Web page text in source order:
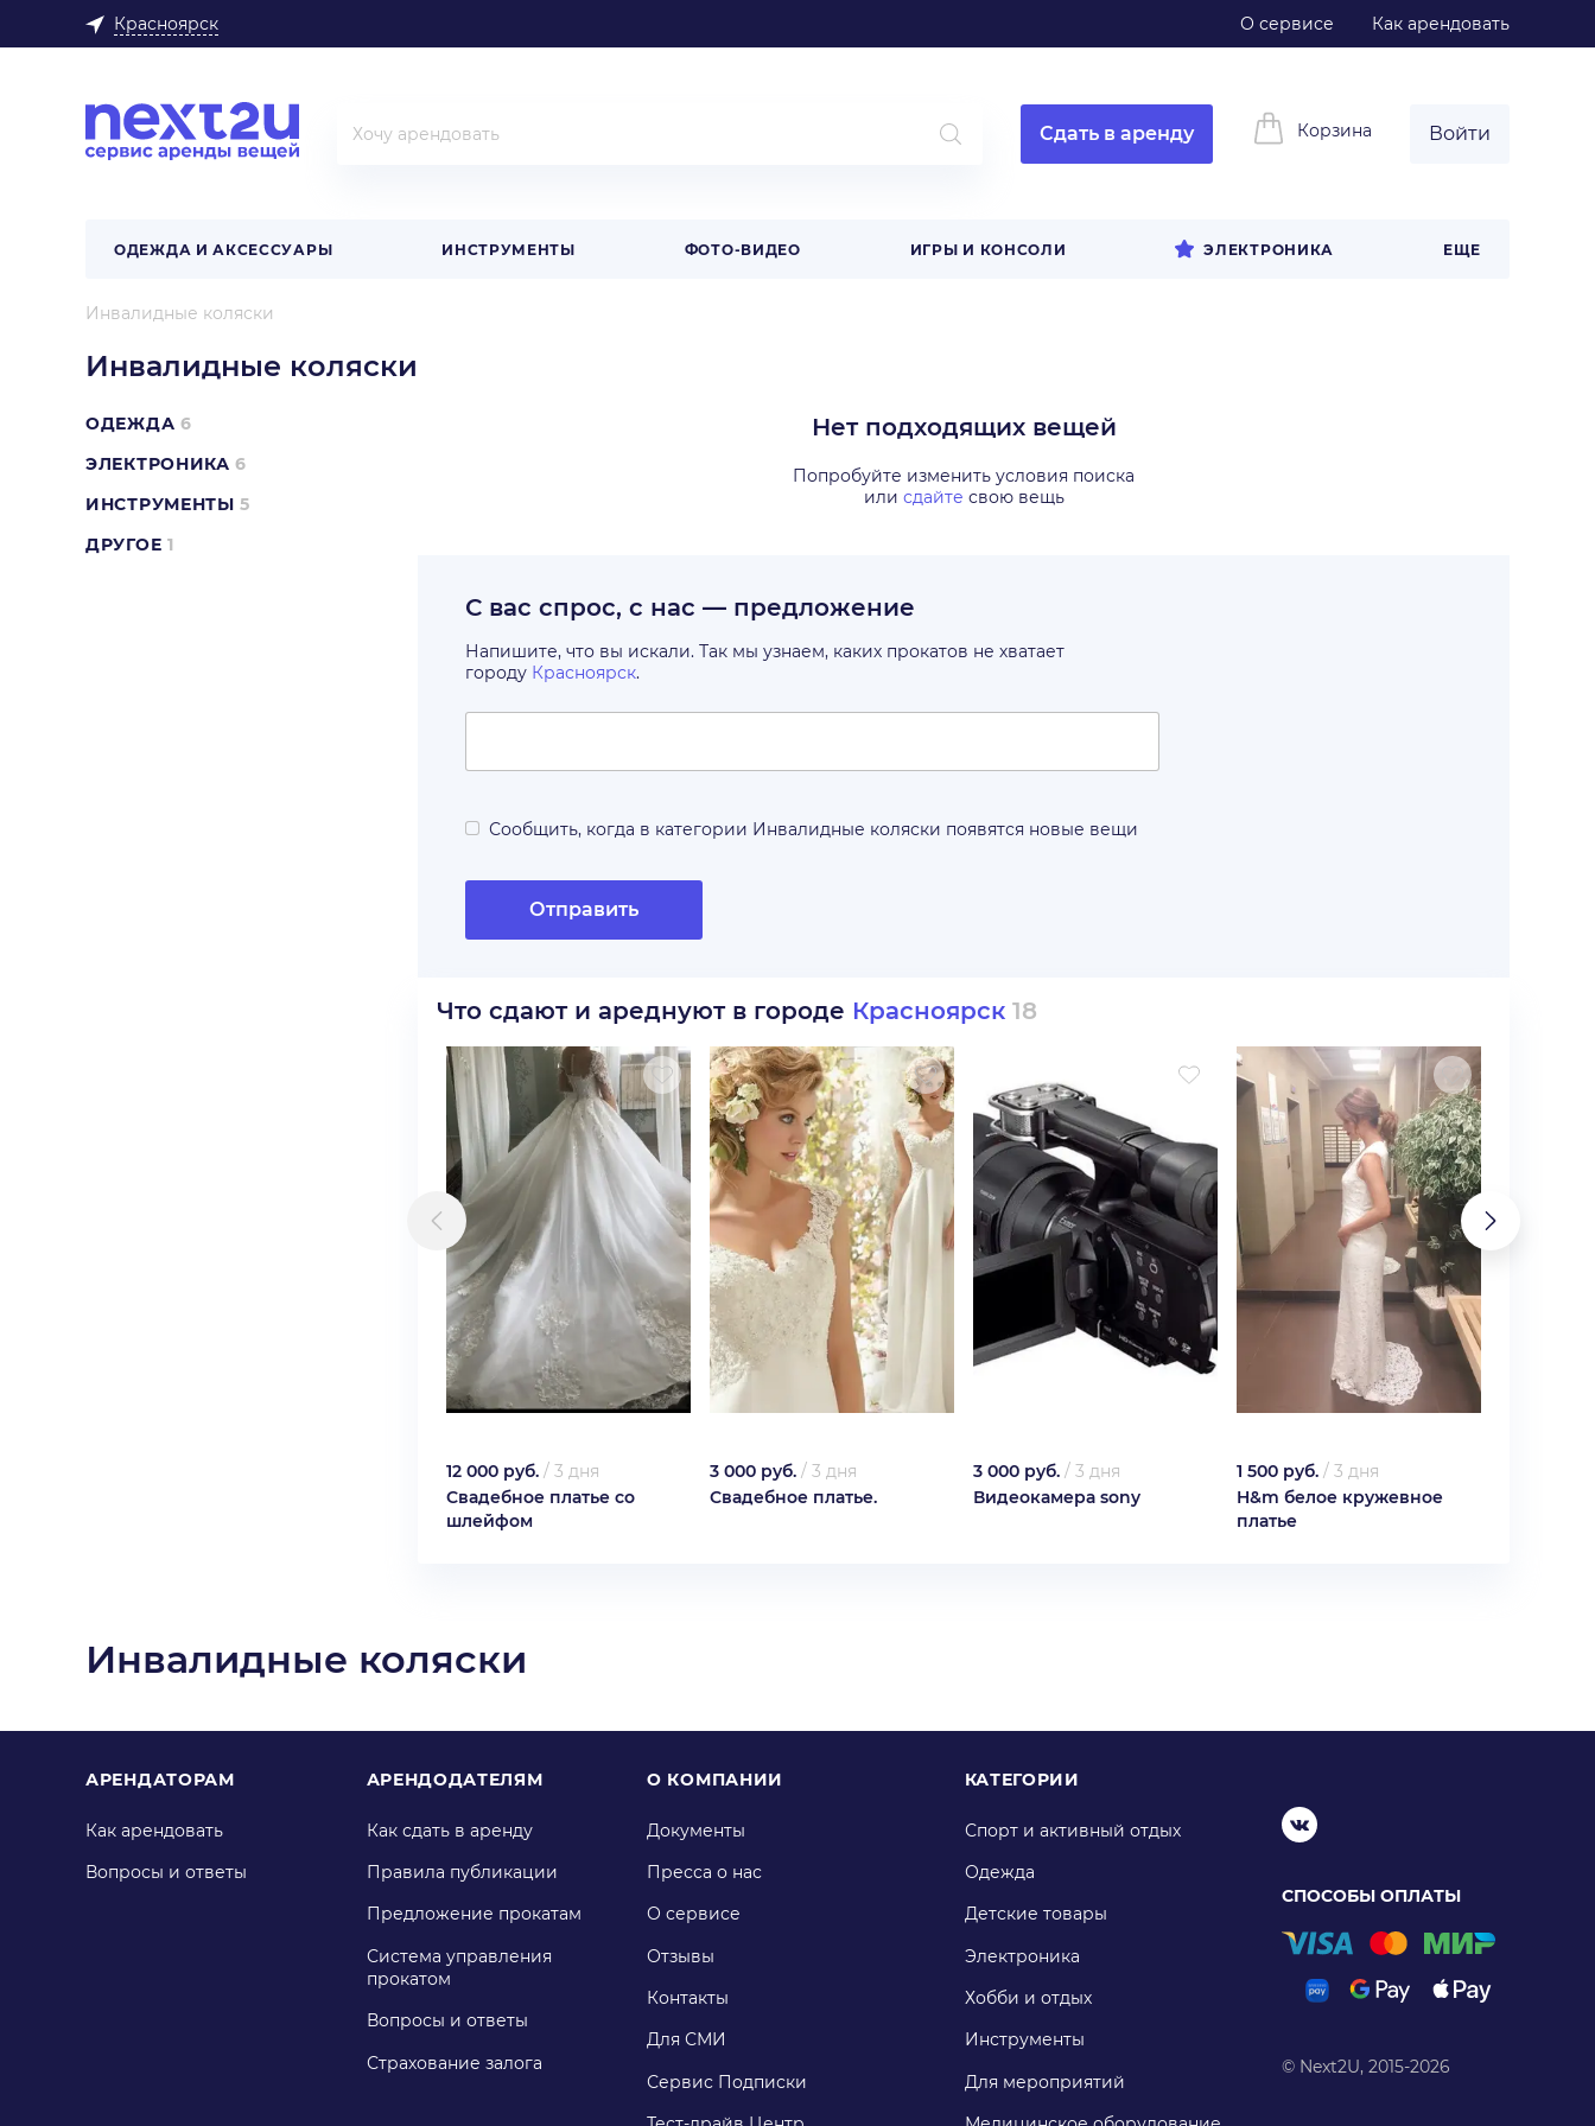
Красноярск О сервисе Как арендовать
Сдать в аренду Корзина Войти
ОДЕЖДА И АКСЕССУАРЫ ИНСТРУМЕНТЫ ФОТО-ВИДЕО ИГРЫ И КОНСОЛИ ЭЛЕКТРОНИКА ЕЩЕ
Инвалидные коляски
Инвалидные коляски
ОДЕЖДА 6
ЭЛЕКТРОНИКА 6
ИНСТРУМЕНТЫ 5
ДРУГОЕ 1
Нет подходящих вещей
Попробуйте изменить условия поиска
или сдайте свою вещь
С вас спрос, с нас — предложение
Напишите, что вы искали. Так мы узнаем, каких прокатов не хватает
городу Красноярск.
Сообщить, когда в категории Инвалидные коляски появятся новые вещи
Отправить
Что сдают и ареднуют в городе Красноярск 18
12 000 руб. / 3 дня
Свадебное платье со
шлейфом
3 000 руб. / 3 дня
Свадебное платье.
3 000 руб. / 3 дня
Видеокамера sony
1 500 руб. / 3 дня
H&m белое кружевное
платье
Инвалидные коляски
АРЕНДАТОРАМ
Как арендовать
Вопросы и ответы
АРЕНДОДАТЕЛЯМ
Как сдать в аренду
Правила публикации
Предложение прокатам
Система управления
прокатом
Вопросы и ответы
Страхование залога
О КОМПАНИИ
Документы
Пресса о нас
О сервисе
Отзывы
Контакты
Для СМИ
Сервис Подписки
КАТЕГОРИИ
Спорт и активный отдых
Одежда
Детские товары
Электроника
Хобби и отдых
Инструменты
Для мероприятий
СПОСОБЫ ОПЛАТЫ
© Next2U, 2015-2026